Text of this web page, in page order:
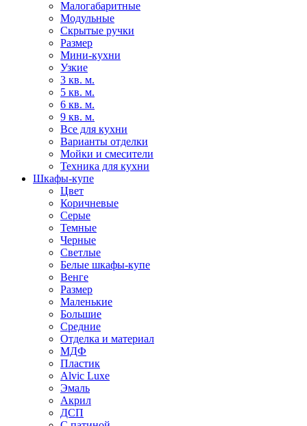
Малогабаритные
Модульные
Скрытые ручки
Размер
Мини-кухни
Узкие
3 кв. м.
5 кв. м.
6 кв. м.
9 кв. м.
Все для кухни
Варианты отделки
Мойки и смесители
Техника для кухни
Шкафы-купе
Цвет
Коричневые
Серые
Темные
Черные
Светлые
Белые шкафы-купе
Венге
Размер
Маленькие
Большие
Средние
Отделка и материал
МДФ
Пластик
Alvic Luxe
Эмаль
Акрил
ДСП